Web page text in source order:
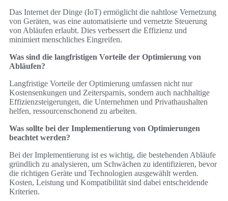
Das Internet der Dinge (IoT) ermöglicht die nahtlose Vernetzung
von Geräten, was eine automatisierte und vernetzte Steuerung
von Abläufen erlaubt. Dies verbessert die Effizienz und
minimiert menschliches Eingreifen.
Was sind die langfristigen Vorteile der Optimierung von
Abläufen?
Langfristige Vorteile der Optimierung umfassen nicht nur
Kostensenkungen und Zeitersparnis, sondern auch nachhaltige
Effizienzsteigerungen, die Unternehmen und Privathaushalten
helfen, ressourcenschonend zu arbeiten.
Was sollte bei der Implementierung von Optimierungen
beachtet werden?
Bei der Implementierung ist es wichtig, die bestehenden Abläufe
gründlich zu analysieren, um Schwächen zu identifizieren, bevor
die richtigen Geräte und Technologien ausgewählt werden.
Kosten, Leistung und Kompatibilität sind dabei entscheidende
Kriterien.